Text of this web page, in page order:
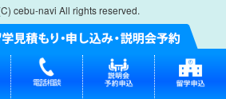
の通信を出来るだけ快適に!！
の携帯電話の使用・購入方法
のポケット
cebu-navi All rights reserved.